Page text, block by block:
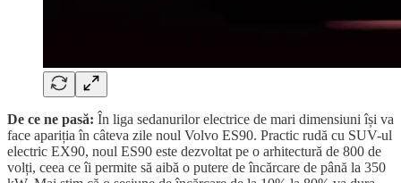
De ce ne pasă: În liga sedanurilor electrice de mari dimensiuni își va
face apariția în câteva zile noul Volvo ES90. Practic rudă cu SUV-ul
electric EX90, noul ES90 este dezvoltat pe o arhitectură de 800 de
volți, ceea ce îi permite să aibă o putere de încărcare de până la 350